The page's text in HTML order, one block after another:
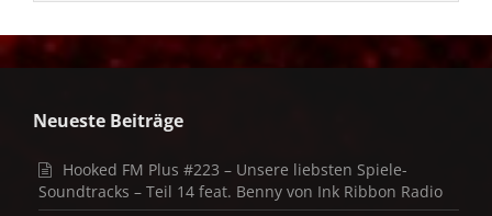
Neueste Beiträge
Hooked FM Plus #223 – Unsere liebsten Spiele-
Soundtracks – Teil 14 feat. Benny von Ink Ribbon Radio